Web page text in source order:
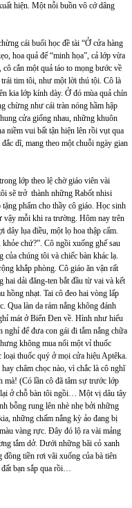
hiện. Một nỗi buồn vô cớ dâng
cái buổi học đề tài “Ở cửa hàng
hoa quả để “minh họa”, cả lớp vừa
cắn một quả táo to mọng bước về
tim tôi, như một lời thú tội. Cô là
kia lớp kính dày. Ở đó mùa quả chín
chừng như cái tràn nóng hầm hập
cửa giống nhau, những khuôn
niềm vui bất tận hiện lên rồi vụt qua
dĩ, mang theo một chuỗi ngày gian
lớp theo lệ chờ giáo viên vài
sẽ trở thành những Rabốt nhisi
phẩm cho thầy cô giáo. Học sinh
vậy mỗi khi ra trường. Hôm nay trên
dây lụa điều, một lọ hoa thập cẩm.
chứ?”. Cô ngồi xuống ghế sau
chúng tôi và chiếc bàn khác lạ.
khắp phòng. Cô giáo ăn vận rất
hai dải đăng-ten bắt đầu từ vai và kết
hồng nhạt. Tai cô đeo hai vòng lấp
Qua làn da rám nắng không đánh
mát ở Biển Đen về. Hình như hiểu
để đưa con gái đi tắm nắng chữa
không mua nổi một vỉ thuốc
thuốc quý ở mọi cửa hiệu Aptêka.
châm chọc nào, vì chắc là cô nghĩ
mà! (Có lần cô đã tâm sự trước lớp
ở chỗ bàn tôi ngồi… Một vị dâu tây
bỗng rung lên nhè nhẹ bởi những
những chấm nắng kỳ ảo đang bị
vàng rực. Đây đó lộ ra vài mảng
tắm dở. Dưới những bãi cỏ xanh
tiền rơi vãi xuống của bà tiên
bạn sắp qua rồi…